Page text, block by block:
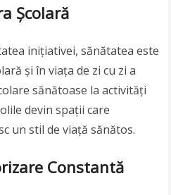
Școlară
inițiativei, sănătatea este
și în viața de zi cu zi a
sănătoase la activități
devin spații care
un stil de viață sănătos.
Constantă